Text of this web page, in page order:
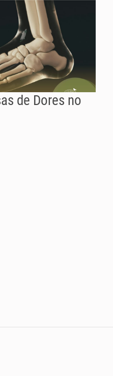
de Dores no